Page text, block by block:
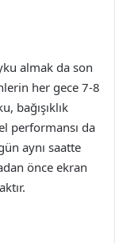
almak da son
her gece 7-8
bağışıklık
performansı da
aynı saatte
önce ekran